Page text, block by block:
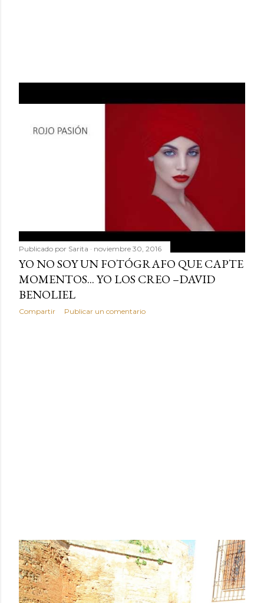
Publicado por Sarita noviembre 30, 2016
YO NO SOY UN FOTÓGRAFO QUE CAPTE
MOMENTOS... YO LOS CREO –DAVID
BENOLIEL
Compartir Publicar un comentario